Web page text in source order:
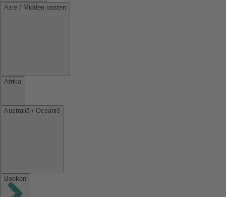
Azië / Midden oosten
Afrika
Australië / Oceanië
Boeken